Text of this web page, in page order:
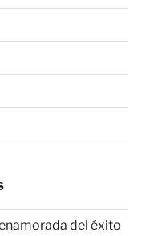
del éxito